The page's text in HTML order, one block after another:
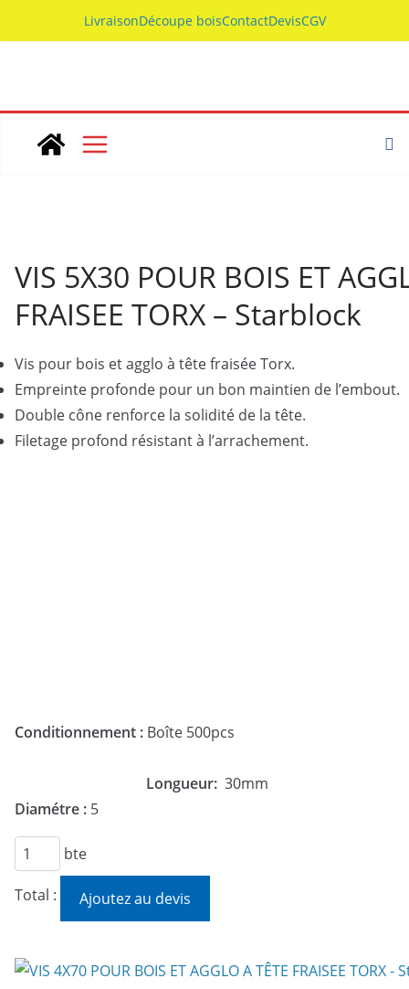
to
LivraisonDécoupe boisContactDevisCGV
VIS 5X30 POUR BOIS ET
FRAISEE TORX – Starblock
Vis pour bois et agglo à tête fraisée Torx.
Empreinte profonde pour un bon maintien de l’embout.
Double cône renforce la solidité de la tête.
Filetage profond résistant à l’arrachement.
Conditionnement : Boîte
Longueur: 30mm
Diamétre : 5
quantité
de
VIS
BOIS
bte
Total : Ajoutez au devis